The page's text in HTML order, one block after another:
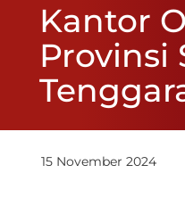
Regulasi
Statistik
Layanan
Kantor
Provinsi
15 November 2024